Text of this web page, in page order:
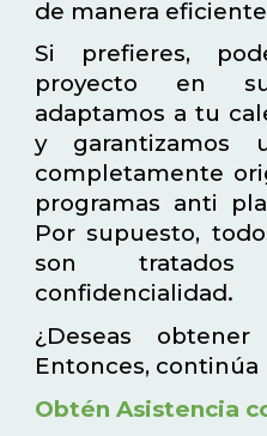
de manera
Si prefieres,
proyecto en
adaptamos a tu
y garantizamos
completamente
programas anti
Por supuesto,
son
confidencialidad.
¿Deseas
Entonces, continúa
Obtén Asistencia